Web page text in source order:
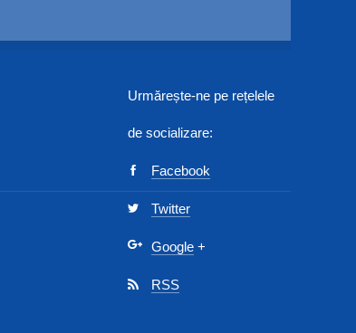
Urmărește-ne pe rețelele
de socializare:
Facebook
Twitter
Google +
RSS